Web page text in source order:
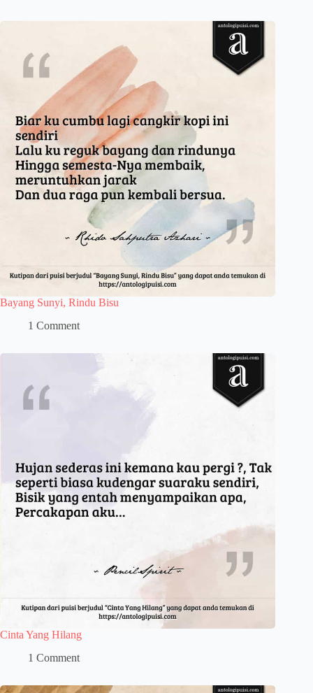
Bayang Sunyi, Rindu Bisu
1 Comment
Cinta Yang Hilang
1 Comment